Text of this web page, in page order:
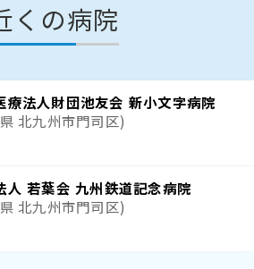
くの病院
療法人財団池友会 新小文字病院
北九州市門司区)
人 若葉会 九州鉄道記念病院
北九州市門司区)